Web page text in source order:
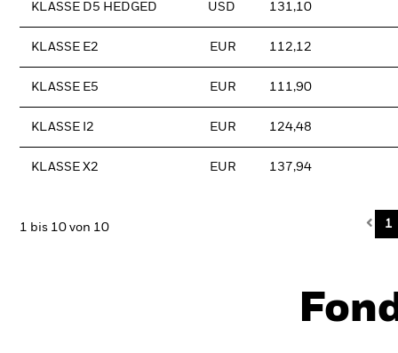
KLASSE D5 HEDGED USD 131,10
KLASSE E2 EUR 112,12
KLASSE E5 EUR 111,90
KLASSE I2 EUR 124,48
KLASSE X2 EUR 137,94
1 bis 10 von 10 1